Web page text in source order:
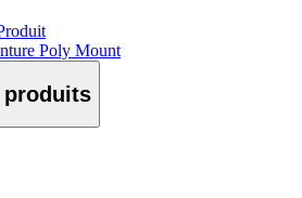
Poly Mount
produits